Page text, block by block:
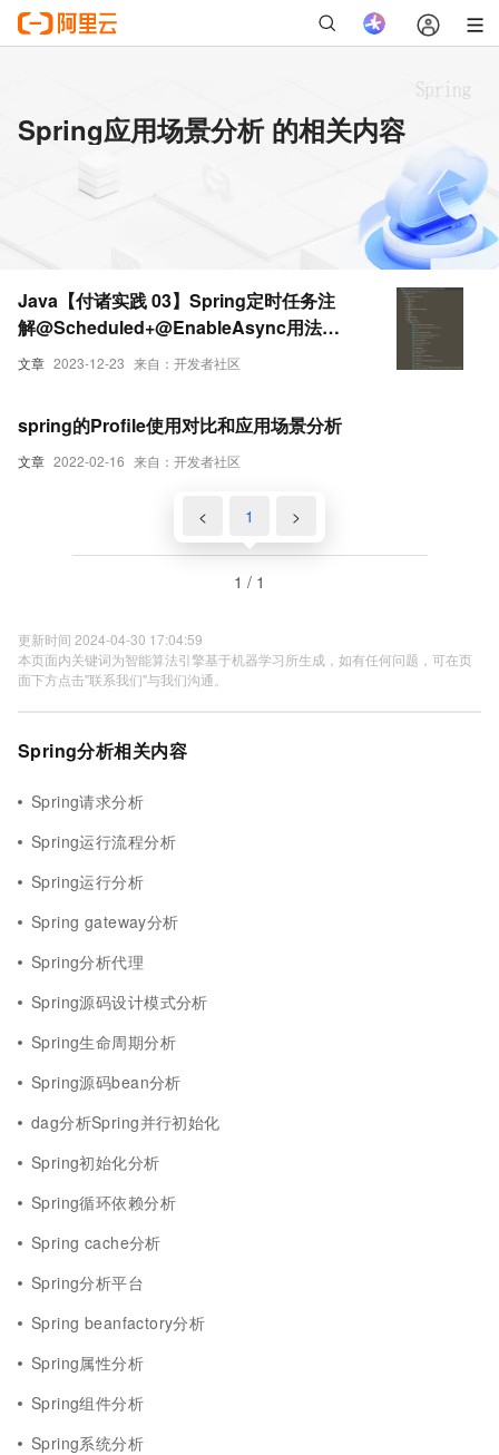
Spring应用场景分析 的相关内容
文章 2023-12-23 来自：开发者社区
Java【付诸实践 03】Spring定时任务注
解@Scheduled+@EnableAsync用法详
解（简单说明+应用场景+demo源代码+执
文章 2022-02-16 来自：开发者社区
spring的Profile使用对比和应用场景分析
< 1 >
1 / 1
更新时间 2024-04-30 17:04:59
本页面内关键词为智能算法引擎基于机器学习所生成，如有任何问题，可在页
面下方点击"联系我们"与我们沟通。
Spring分析相关内容
Spring请求分析
Spring运行流程分析
Spring运行分析
Spring gateway分析
Spring分析代理
Spring源码设计模式分析
Spring生命周期分析
Spring源码bean分析
dag分析Spring并行初始化
Spring初始化分析
Spring循环依赖分析
Spring cache分析
Spring分析平台
Spring beanfactory分析
Spring属性分析
Spring组件分析
Spring系统分析